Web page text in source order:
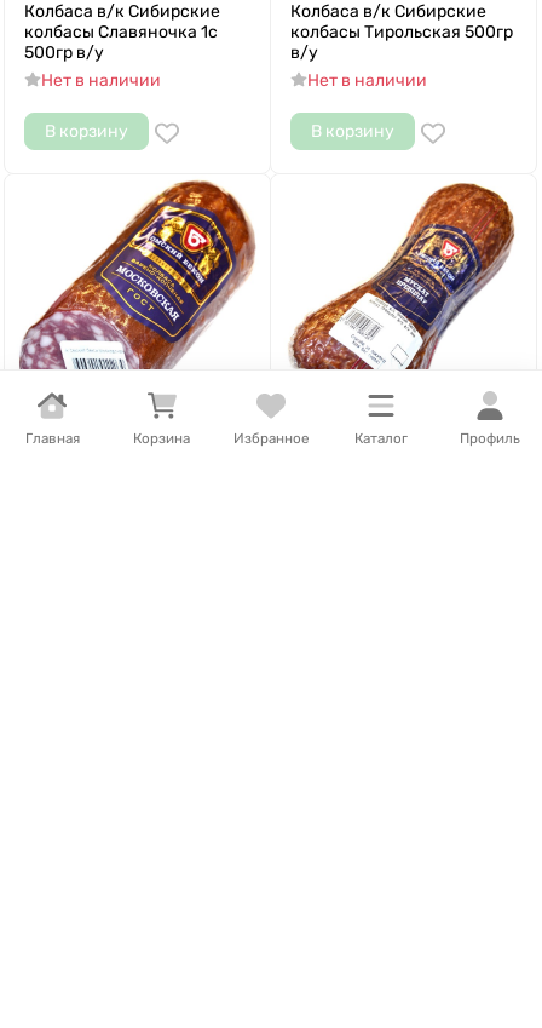
Главная Корзина Избранное Каталог Профиль
Колбаса в/к Сибирские
колбасы Славяночка 1с
500гр в/у
Нет в наличии
В корзину
Колбаса в/к Сибирские
колбасы Тирольская 500гр
в/у
Нет в наличии
В корзину